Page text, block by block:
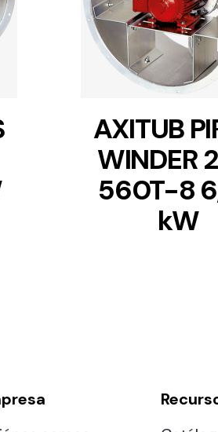
DETAILS
AXITUB
WINDER
560T-8
kW